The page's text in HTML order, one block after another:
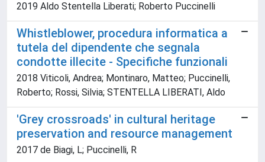
2019 Aldo Stentella Liberati; Roberto Puccinelli
Whistleblower, procedura informatica a
tutela del dipendente che segnala
condotte illecite - Specifiche funzionali
2018 Viticoli, Andrea; Montinaro, Matteo; Puccinelli,
Roberto; Rossi, Silvia; STENTELLA LIBERATI, Aldo
'Grey crossroads' in cultural heritage
preservation and resource management
2017 de Biagi, L; Puccinelli, R